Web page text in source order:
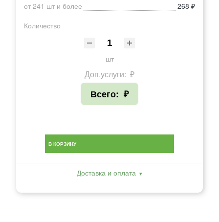
от 241 шт и более
268 ₽
Количество
шт
Доп.услуги: ₽
Всего: ₽
В КОРЗИНУ
Доставка и оплата